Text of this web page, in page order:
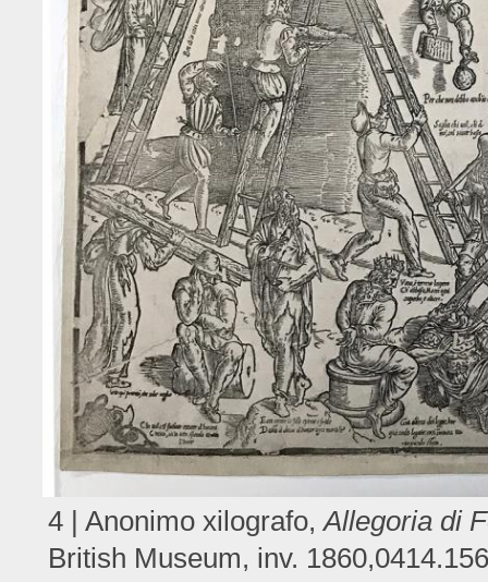
4 | Anonimo xilografo,Allegoria di
British Museum, inv.